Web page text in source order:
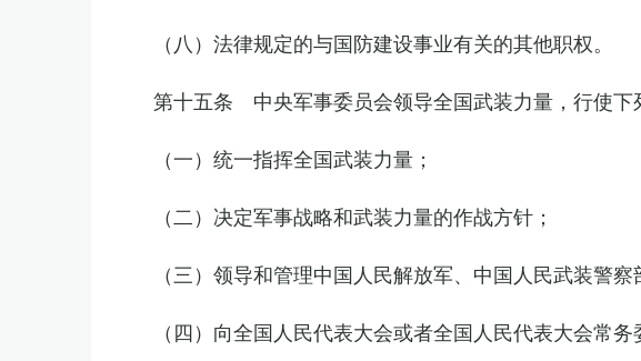
（八）法律规定的与国防建设事业有关的其他职权。
第十五条 中央军事委员会领导全国武装力量，行使下
（一）统一指挥全国武装力量；
（二）决定军事战略和武装力量的作战方针；
（三）领导和管理中国人民解放军、中国人民武装警
（四）向全国人民代表大会或者全国人民代表大会常务